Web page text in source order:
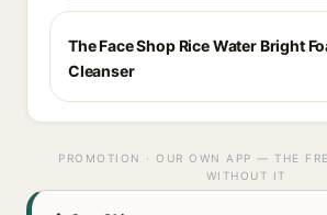
The Face Shop Rice Water Bright
Cleanser
PROMOTION · OUR OWN APP — THE
WITHOUT IT